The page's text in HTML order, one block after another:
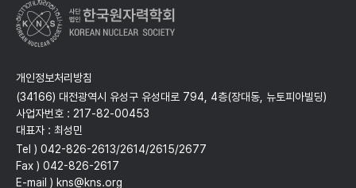
개인정보처리방침
(34166) 대전광역시 유성구 유성대로 794, 4층(장대동, 뉴토피아빌딩)
사업자번호 : 217-82-00453
대표자 : 최성민
Tel ) 042-826-2613/2614/2615/2677
Fax ) 042-826-2617
E-mail ) kns@kns.org